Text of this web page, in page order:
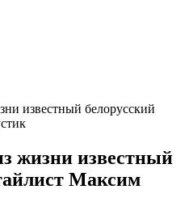
известный белорусский
жизни известный
Максим